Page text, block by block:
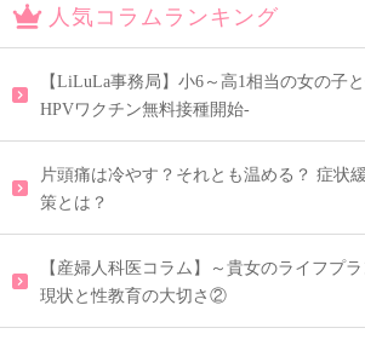
人気コラムランキング
【LiLuLa事務局】小6～高1相当の女の子
HPVワクチン無料接種開始-
片頭痛は冷やす？それとも温める？ 症状
策とは？
【産婦人科医コラム】～貴女のライフプ
現状と性教育の大切さ②